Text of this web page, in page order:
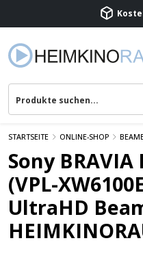
STARTSEITE ONLINE-SHOP
Sony
(VPL-
UltraHD